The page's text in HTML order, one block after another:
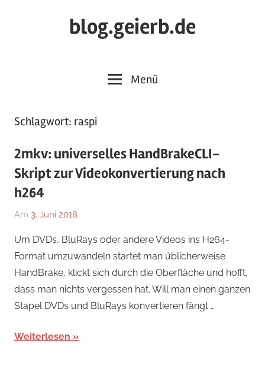
blog.geierb.de
Menü
Schlagwort: raspi
2mkv: universelles HandBrakeCLI-
Skript zur Videokonvertierung nach
h264
Am 3. Juni 2018
Um DVDs, BluRays oder andere Videos ins H264-
Format umzuwandeln startet man üblicherweise
HandBrake, klickt sich durch die Oberfläche und hofft,
dass man nichts vergessen hat. Will man einen ganzen
Stapel DVDs und BluRays konvertieren fängt …
Weiterlesen